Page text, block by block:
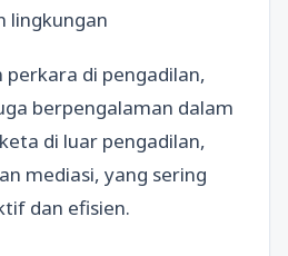
lingkungan
perkara di pengadilan,
berpengalaman dalam
di luar pengadilan,
mediasi, yang sering
dan efisien.